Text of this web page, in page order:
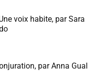
voix habite, par Sara
par Anna Gual